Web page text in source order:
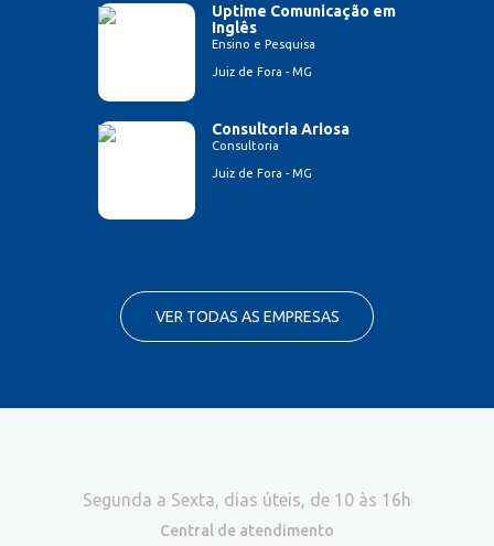
Uptime Comunicação em
Inglês
Ensino e Pesquisa
Juiz de Fora - MG
Consultoria Ariosa
Consultoria
Juiz de Fora - MG
VER TODAS AS EMPRESAS
Segunda a Sexta, dias úteis, de 10 às 16h
Central de atendimento